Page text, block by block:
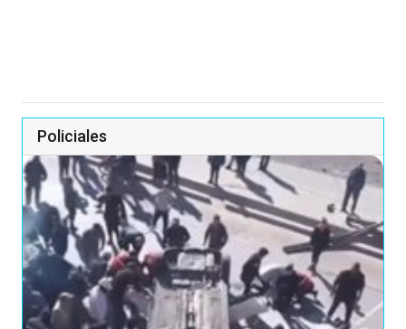
Policiales